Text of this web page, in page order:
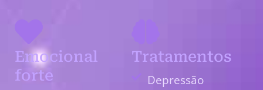
Emocional
forte
Tratamentos
Depressão